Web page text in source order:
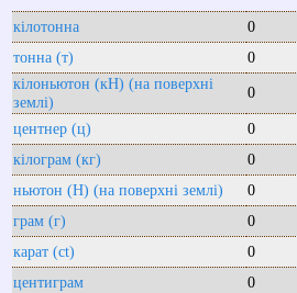
кілотонна
0
тонна (т)
0
кілоньютон (кН) (на поверхні
землі)
0
центнер (ц)
0
кілограм (кг)
0
ньютон (Н) (на поверхні землі)
0
грам (г)
0
карат (ct)
0
центиграм
0